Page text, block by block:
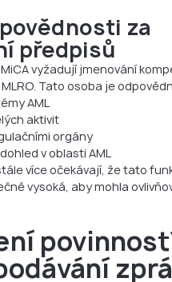
za
předpisů
vyžadují jmenování
Tato osoba je
AML
aktivit
orgány
v oblasti AML
více očekávají, že tato
vysoká, aby mohla